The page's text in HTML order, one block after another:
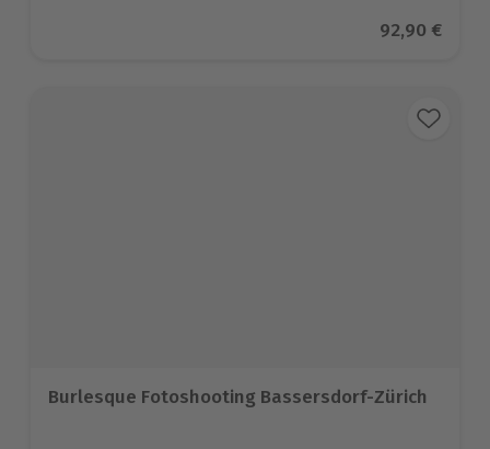
Aktueller
92,90 €
Burlesque Fotoshooting Bassersdorf-Zürich